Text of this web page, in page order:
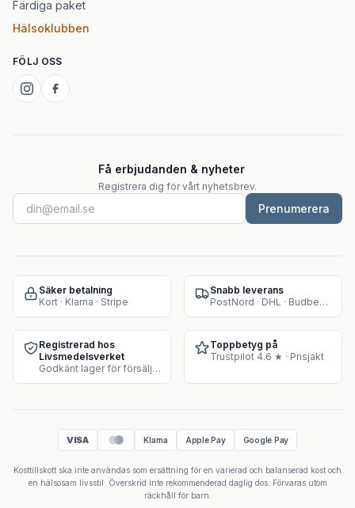
Färdiga paket
Hälsoklubben
FÖLJ OSS
Få erbjudanden & nyheter
Registrera dig för vårt nyhetsbrev.
Prenumerera
Säker betalning
Kort · Klarna · Stripe
Snabb leverans
PostNord · DHL · Budbee · Instabox
Registrerad hos
Livsmedelsverket
Godkänt lager för försäljning av kosttillskott
Toppbetyg på
Trustpilot 4.6 ★ · Prisjakt
VISA Klarna Apple Pay Google Pay
Kosttillskott ska inte användas som ersättning för en varierad och balanserad kost och
en hälsosam livsstil. Överskrid inte rekommenderad daglig dos. Förvaras utom
räckhåll för barn.